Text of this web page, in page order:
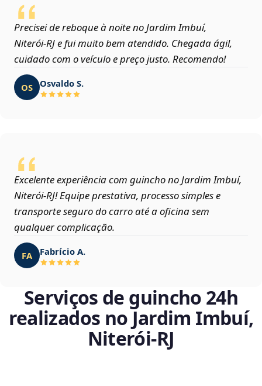
Precisei de reboque à noite no Jardim Imbuí,
Niterói‑RJ e fui muito bem atendido. Chegada ágil,
cuidado com o veículo e preço justo. Recomendo!
OS Osvaldo S.
Excelente experiência com guincho no Jardim Imbuí,
Niterói‑RJ! Equipe prestativa, processo simples e
transporte seguro do carro até a oficina sem
qualquer complicação.
FA Fabrício A.
Serviços de guincho 24h
realizados no Jardim Imbuí,
Niterói‑RJ